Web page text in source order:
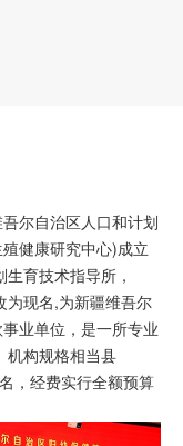
尔自治区人口和计划
健康研究中心)成立
育技术指导所，
为现名,为新疆维吾尔
业单位，是一所专业
机构规格相当县
，经费实行全额预算